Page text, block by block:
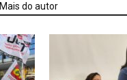
Mais do autor